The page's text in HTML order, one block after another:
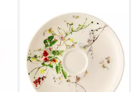
ROSENTHAL
Untertasse Brillance Fleurs
Sauvages Kaffee-Untertasse
14 cm, Untertasse
ab 19,90 €
lieferbar in 7 Wochen